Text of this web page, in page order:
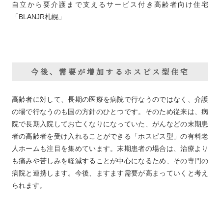
自立から要介護まで支えるサービス付き高齢者向け住宅
「BLANJR札幌」
今後、需要が増加するホスピス型住宅
高齢者に対して、長期の医療を病院で行なうのではなく、介護
の場で行なうのも国の方針のひとつです。そのため従来は、病
院で長期入院してお亡くなりになっていた、がんなどの末期患
者の高齢者を受け入れることができる「ホスピス型」の有料老
人ホームも注目を集めています。末期患者の場合は、治療より
も痛みや苦しみを軽減することが中心になるため、その専門の
病院と連携します。今後、ますます需要が高まっていくと考え
られます。